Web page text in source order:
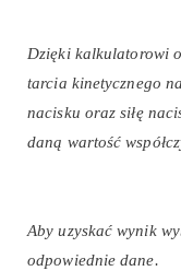
Dzięki kalkulatorowi
tarcia kinetycznego
nacisku oraz siłę
daną wartość
Aby uzyskać wynik
odpowiednie dane.